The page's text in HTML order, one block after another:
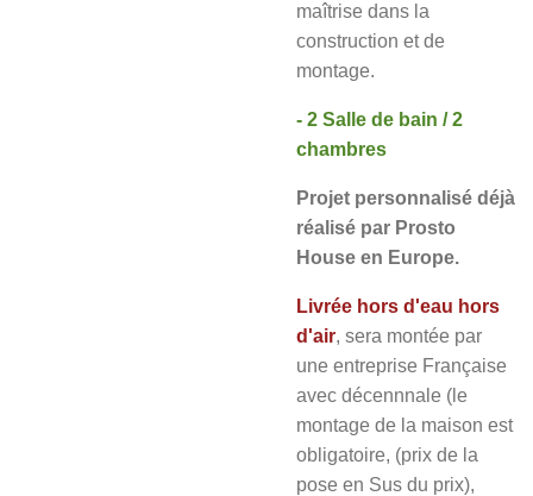
maîtrise dans la
construction et de
montage.
- 2 Salle de bain / 2
chambres
Projet personnalisé déjà
réalisé par Prosto
House en Europe.
Livrée hors d'eau hors
d'air, sera montée par
une entreprise Française
avec décennnale (le
montage de la maison est
obligatoire, (prix de la
pose en Sus du prix),